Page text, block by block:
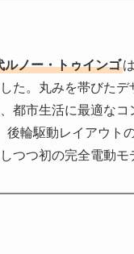
ルノー・トゥインゴ
た。丸みを帯びた
都市生活に最適な
後輪駆動レイアウト
つつ初の完全電動